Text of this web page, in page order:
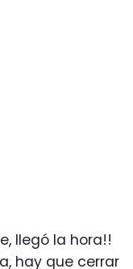
llegó la hora!!
hay que cerrar